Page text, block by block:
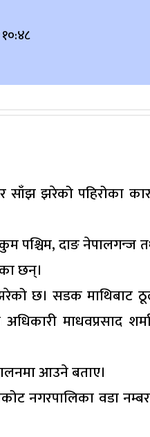
१०:४८
साँझ झरेको पहिरोका
पश्चिम, दाङ नेपालगन्ज
छन्।
झरेको छ। सडक माथिबाट
माधवप्रसाद
आउने बताए।
नगरपालिका वडा